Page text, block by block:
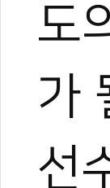
도
가
선